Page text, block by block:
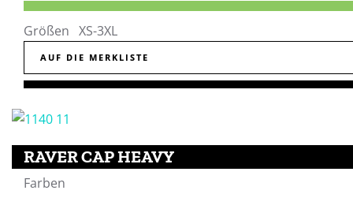
Größen XS-3XL
AUF DIE MERKLISTE
RAVER CAP HEAVY
Farben